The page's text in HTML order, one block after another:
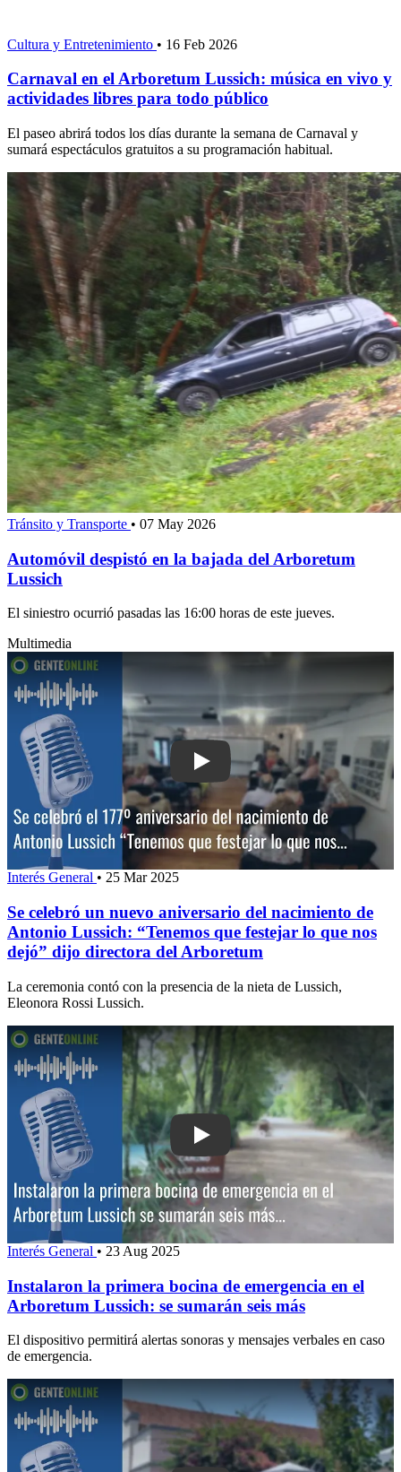
Cultura y Entretenimiento • 16 Feb 2026
Carnaval en el Arboretum Lussich: música en vivo y
actividades libres para todo público
El paseo abrirá todos los días durante la semana de Carnaval y
sumará espectáculos gratuitos a su programación habitual.
Tránsito y Transporte • 07 May 2026
Automóvil despistó en la bajada del Arboretum
Lussich
El siniestro ocurrió pasadas las 16:00 horas de este jueves.
Multimedia
Play: Se celebró un nuevo
Interés General • 25 Mar 2025
Se celebró un nuevo aniversario del nacimiento de
Antonio Lussich: “Tenemos que festejar lo que nos
dejó” dijo directora del Arboretum
La ceremonia contó con la presencia de la nieta de Lussich,
Eleonora Rossi Lussich.
Play: Instalaron la primera bocina de
Interés General • 23 Aug 2025
Instalaron la primera bocina de emergencia en el
Arboretum Lussich: se sumarán seis más
El dispositivo permitirá alertas sonoras y mensajes verbales en caso
de emergencia.